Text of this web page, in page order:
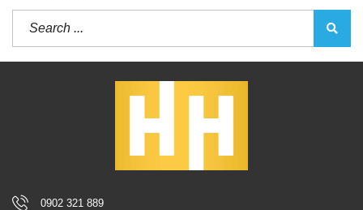
0902 321 889